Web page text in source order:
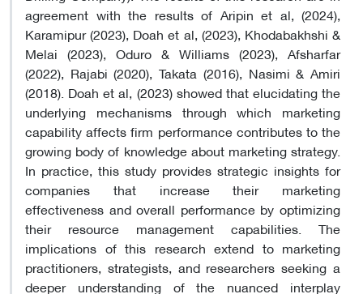
agreement with the results of Aripin et al, (2024),
Karamipur (2023), Doah et al, (2023), Khodabakhshi &
Melai (2023), Oduro & Williams (2023), Afsharfar
(2022), Rajabi (2020), Takata (2016), Nasimi & Amiri
(2018). Doah et al, (2023) showed that elucidating the
underlying mechanisms through which marketing
capability affects firm performance contributes to the
growing body of knowledge about marketing strategy.
In practice, this study provides strategic insights for
companies that increase their marketing
effectiveness and overall performance by optimizing
their resource management capabilities. The
implications of this research extend to marketing
practitioners, strategists, and researchers seeking a
deeper understanding of the nuanced interplay